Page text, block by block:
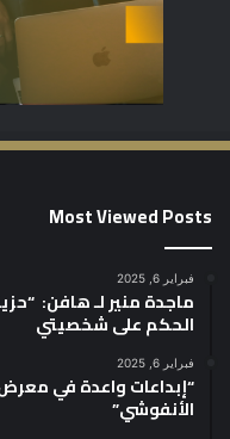
Most Viewed Posts
فبراير 6, 2025
ماجدة منير لـ هافن:
الحكم على شخصيتي
فبراير 6, 2025
“إبداعات واعدة في
الأنفوشي”